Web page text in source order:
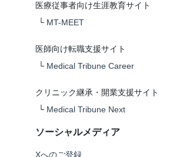
医療従事者向け生涯教育サイト
└ MT-MEET
医師向け転職支援サイト
└ Medical Tribune Career
クリニック継承・開業支援サイト
└ Medical Tribune Next
ソーシャルメディア
Xへのご登録